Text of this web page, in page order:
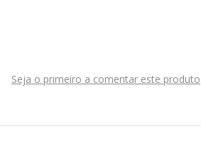
Seja o primeiro a comentar este produto